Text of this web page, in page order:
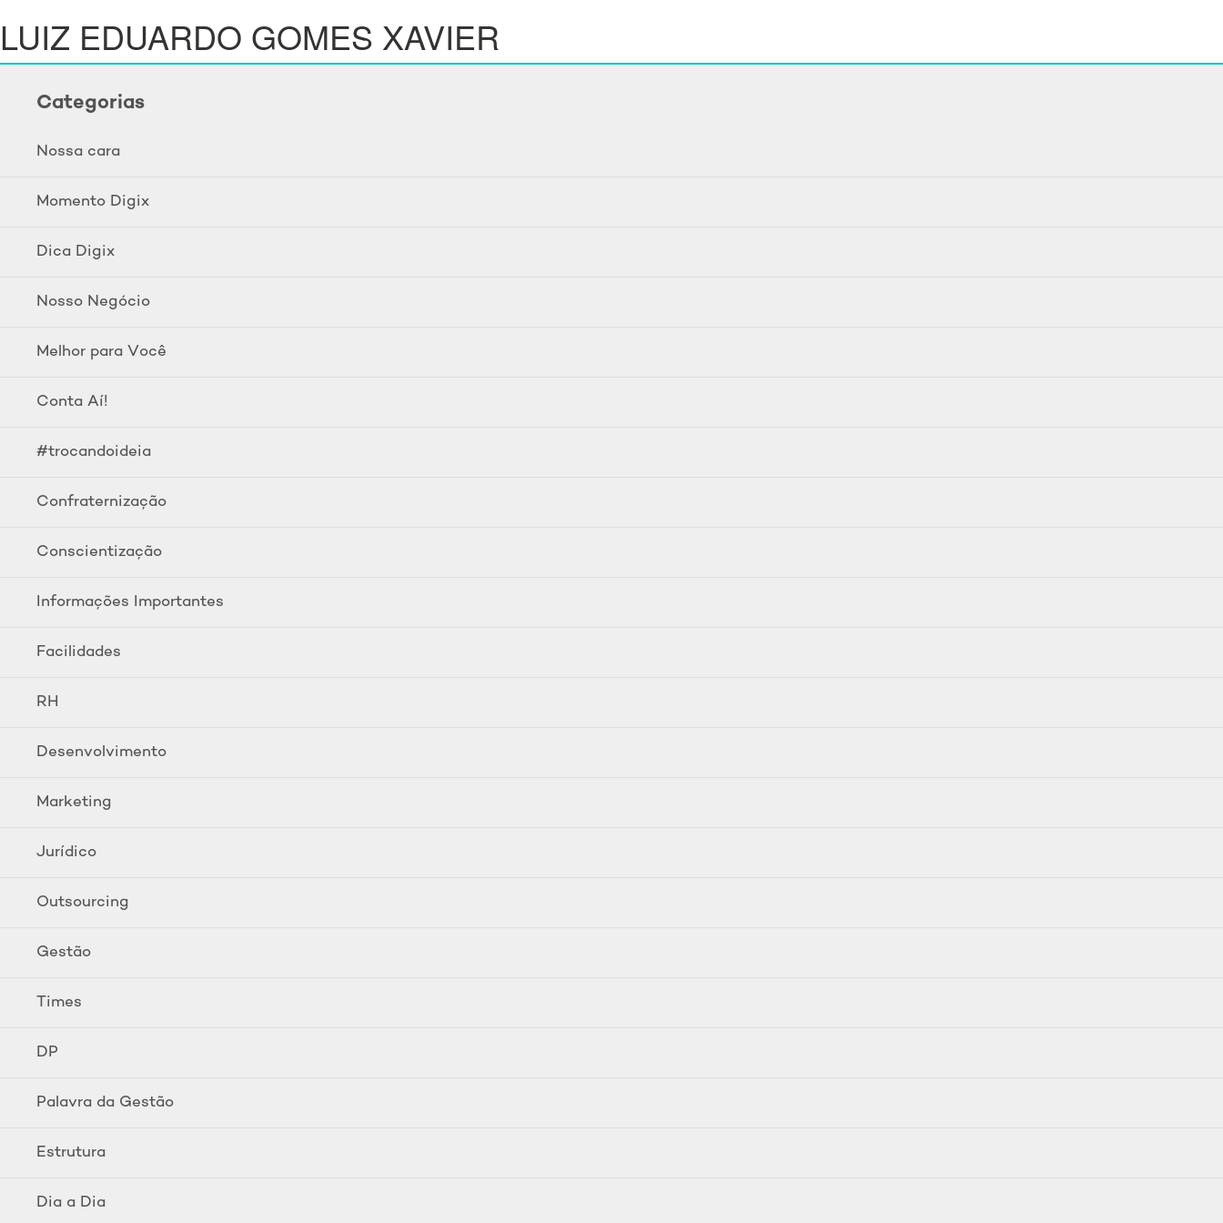
LUIZ EDUARDO GOMES XAVIER
Categorias
Nossa cara
Momento Digix
Dica Digix
Nosso Negócio
Melhor para Você
Conta Aí!
#trocandoideia
Confraternização
Conscientização
Informações Importantes
Facilidades
RH
Desenvolvimento
Marketing
Jurídico
Outsourcing
Gestão
Times
DP
Palavra da Gestão
Estrutura
Dia a Dia